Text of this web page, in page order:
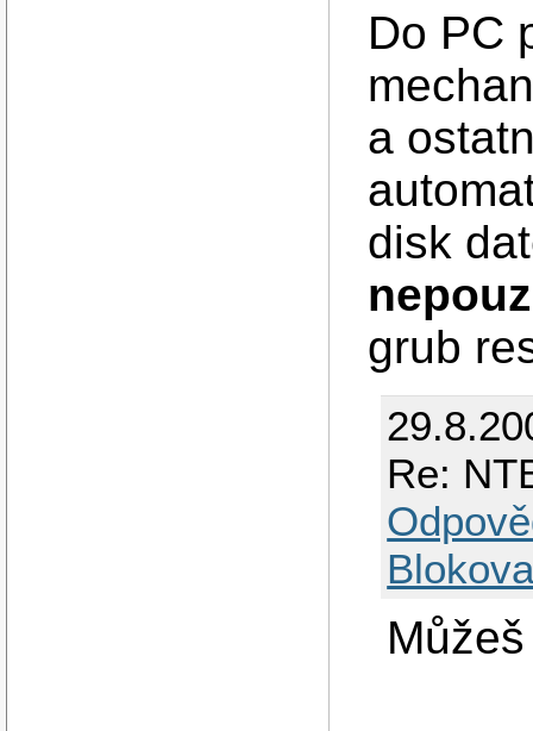
Do PC
a
disk
grub
Re: